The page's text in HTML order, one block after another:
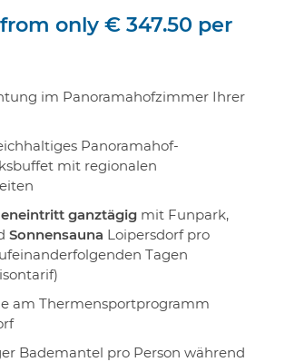
from only € 347.50 per
im Panoramahofzimmer Ihrer
Panoramahof-
mit regionalen
ganztägig mit Funpark,
Sonnensauna Loipersdorf pro
Tagen
am Thermensportprogramm
Bademantel pro Person während